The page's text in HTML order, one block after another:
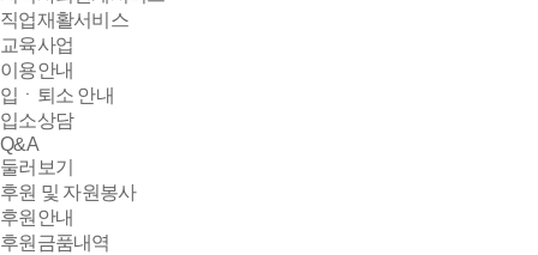
직업재활서비스
교육사업
이용안내
입ㆍ퇴소 안내
입소상담
Q&A
둘러보기
후원 및 자원봉사
후원안내
후원금품내역